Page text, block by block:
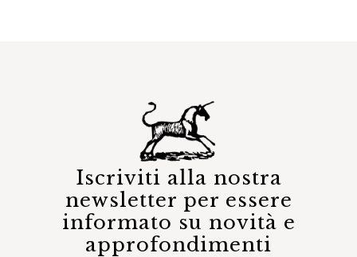
Iscriviti alla nostra
newsletter per essere
informato su novità e
approfondimenti